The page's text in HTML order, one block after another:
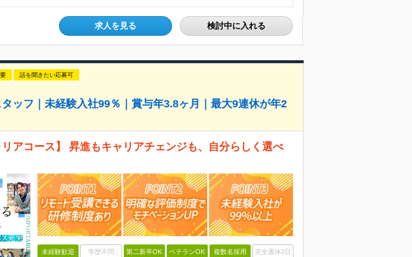
求人を見る 検討中に入れる
話を聞きたい応募可
ッフ｜未経験入社99％｜賞与年3.8ヶ月｜最大9連休が年2
リアコース】 昇進もキャリアチェンジも、自分らしく選べ
未経験歓迎 学歴不問 第二新卒OK ベテランOK 複数名採用 完全週休2日